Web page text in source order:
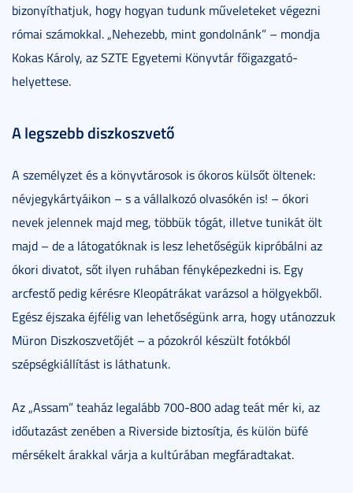
bizonyíthatjuk, hogy hogyan tudunk műveleteket végezni
római számokkal. „Nehezebb, mint gondolnánk” – mondja
Kokas Károly, az SZTE Egyetemi Könyvtár főigazgató-
helyettese.
A legszebb diszkoszvető
A személyzet és a könyvtárosok is ókoros külsőt öltenek:
névjegykártyáikon – s a vállalkozó olvasókén is! – ókori
nevek jelennek majd meg, többük tógát, illetve tunikát ölt
majd – de a látogatóknak is lesz lehetőségük kipróbálni az
ókori divatot, sőt ilyen ruhában fényképezkedni is. Egy
arcfestő pedig kérésre Kleopátrákat varázsol a hölgyekből.
Egész éjszaka éjfélig van lehetőségünk arra, hogy utánozzuk
Müron Diszkoszvetőjét – a pózokról készült fotókból
szépségkiállítást is láthatunk.
Az „Assam” teaház legalább 700-800 adag teát mér ki, az
időutazást zenében a Riverside biztosítja, és külön büfé
mérsékelt árakkal várja a kultúrában megfáradtakat.